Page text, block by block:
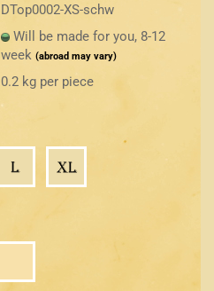
DTop0002-XS-schw
Will be made for you, 8-12
week (abroad may vary)
0.2kg per piece